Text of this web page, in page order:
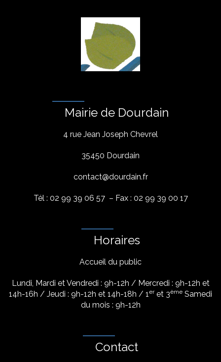
Mairie de Dourdain
4 rue Jean Joseph Chevrel
35450 Dourdain
contact@dourdain.fr
Tél : 02 99 39 06 57 – Fax : 02 99 39 00 17
Horaires
Accueil du public
Lundi, Mardi et Vendredi : 9h-12h / Mercredi : 9h-12h et
14h-16h / Jeudi : 9h-12h et 14h-18h / 1eret 3ème Samedi
du mois : 9h-12h
Contact